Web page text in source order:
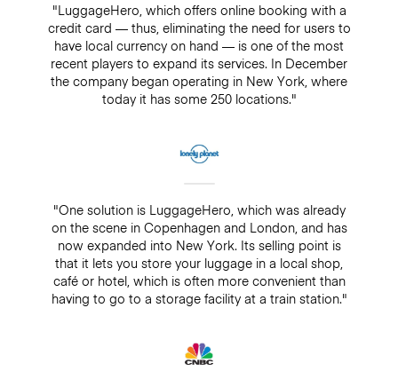
"LuggageHero, which offers online booking with a
credit card — thus, eliminating the need for users to
have local currency on hand — is one of the most
recent players to expand its services. In December
the company began operating in New York, where
today it has some 250 locations."
"One solution is LuggageHero, which was already
on the scene in Copenhagen and London, and has
now expanded into New York. Its selling point is
that it lets you store your luggage in a local shop,
café or hotel, which is often more convenient than
having to go to a storage facility at a train station."